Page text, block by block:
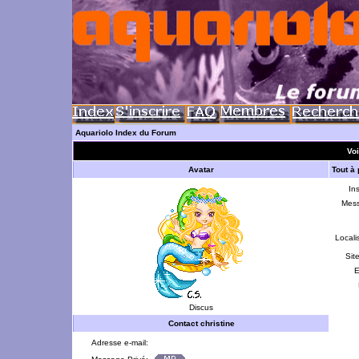
Aquariolo Index du Forum
Avatar Tout à
Discus
Contact christine
Adresse e-mail: